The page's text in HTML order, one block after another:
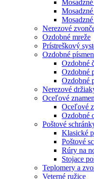
Nerezové
Ozdobné mreže
Prístreškový
Ozdobné
Ozdobné
Ozdobné
Ozdobné
Nerezové
Oceľové
Oceľové
Ozdobné
Poštové
Klasické
Poštové
Rúry na
Stojace
Teplomery a
Veterné ružice